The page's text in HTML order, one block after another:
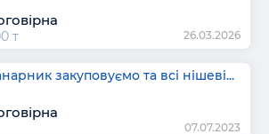
т 26.03.2026
закуповуємо та всі нішеві...
07.07.2023